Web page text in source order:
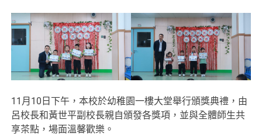
11月10日下午，本校於幼稚園一樓大堂舉行頒獎典禮，由
呂校長和黃世平副校長親自頒發各獎項，並與全體師生共
享茶點，場面溫馨歡樂。